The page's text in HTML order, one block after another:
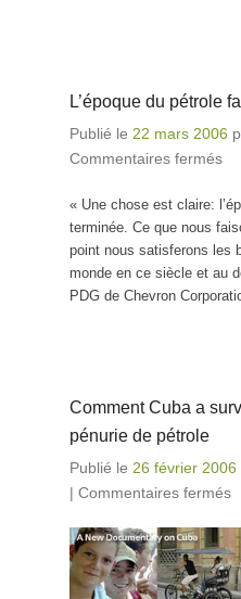
L’époque du pétrole
Publié le 22 mars 2006
Commentaires fermés
« Une chose est claire:
terminée. Ce que nous
point nous satisferons les
monde en ce siècle et au
PDG de Chevron
Comment Cuba a
pénurie de pétrole
Publié le 26 février 2006
| Commentaires fermés